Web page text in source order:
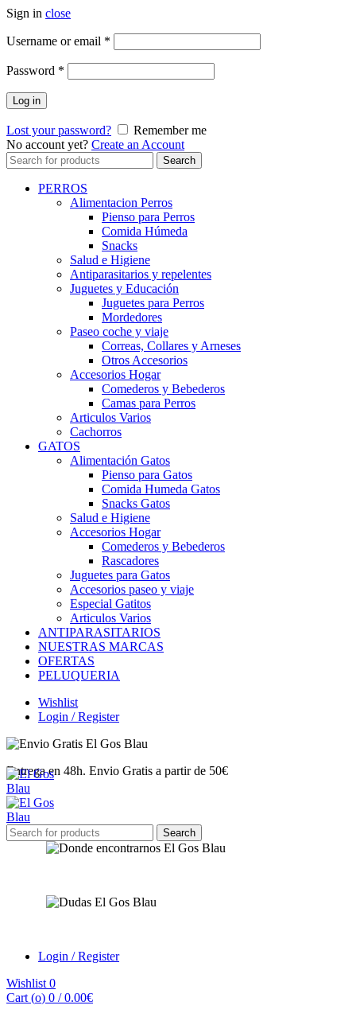
Sign in close
Username or email *
Password *
Log in
Lost your password?
Remember me
No account yet? Create an Account
Search
for:
Search
PERROS
Alimentacion Perros
Pienso para Perros
Comida Húmeda
Snacks
Salud e Higiene
Antiparasitarios y repelentes
Juguetes y Educación
Juguetes para Perros
Mordedores
Paseo coche y viaje
Correas, Collares y Arneses
Otros Accesorios
Accesorios Hogar
Comederos y Bebederos
Camas para Perros
Articulos Varios
Cachorros
GATOS
Alimentación Gatos
Pienso para Gatos
Comida Humeda Gatos
Snacks Gatos
Salud e Higiene
Accesorios Hogar
Comederos y Bebederos
Rascadores
Juguetes para Gatos
Accesorios paseo y viaje
Especial Gatitos
Articulos Varios
ANTIPARASITARIOS
NUESTRAS MARCAS
OFERTAS
PELUQUERIA
Wishlist
Login / Register
Entrega en 48h. Envio Gratis a partir de 50€
Search
for:
Search
Login / Register
Wishlist 0
Cart (o) 0 / 0.00€